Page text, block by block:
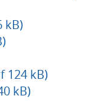
kB)
124 kB)
kB)